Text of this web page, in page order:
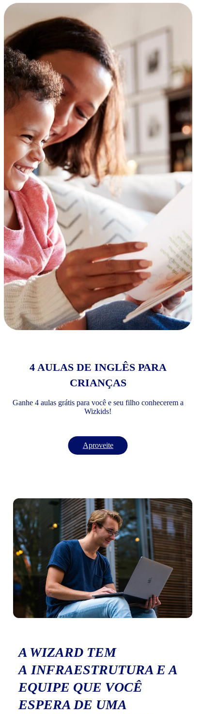
4 AULAS DE INGLÊS PARA
CRIANÇAS
Ganhe 4 aulas grátis para você e seu filho conhecerem a
Wizkids!
Aproveite
A WIZARD TEM
A INFRAESTRUTURA E A
EQUIPE QUE VOCÊ
ESPERA DE UMA